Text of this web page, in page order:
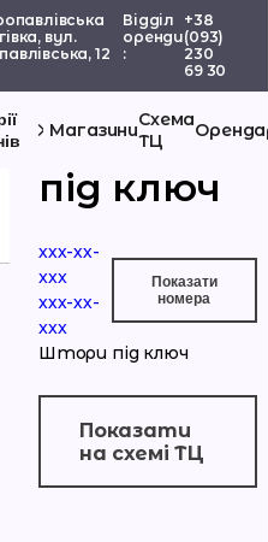
вул.
12
Відділ
оренди
:
+38
(093)
230
69 30
МагазиниСхема
ТЦ
Штори
під ключ
ххх-хх-
xxx
ххх-хх-
xxx
Показати
номерa
Штори під ключ
Показати
на схемі ТЦ